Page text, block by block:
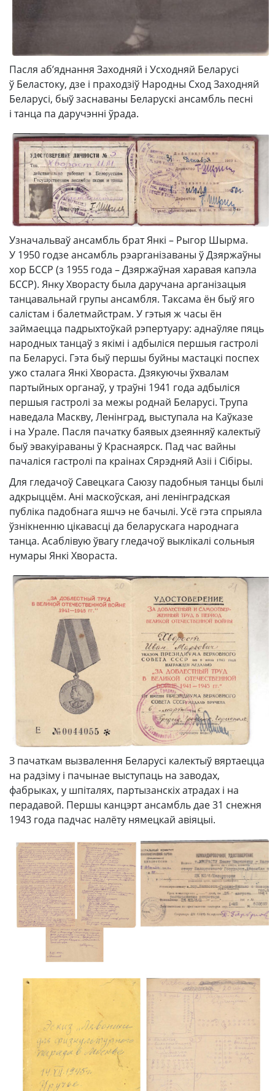
Пасля аб’яднання Заходняй і Усходняй Беларусі
ў Беластоку, дзе і праходзіў Народны Сход Заходняй
Беларусі, быў заснаваны Беларускі ансамбль песні
і танца па даручэнні ўрада.
Узначальваў ансамбль брат Янкі – Рыгор Шырма.
У 1950 годзе ансамбль рэарганізаваны ў Дзяржаўны
хор БССР (з 1955 года – Дзяржаўная харавая капэла
БССР). Янку Хворасту была даручана арганізацыя
танцавальнай групы ансамбля. Таксама ён быў яго
салістам і балетмайстрам. У гэтыя ж часы ён
займаецца падрыхтоўкай рэпертуару: аднаўляе пяць
народных танцаў з якімі і адбыліся першыя гастролі
па Беларусі. Гэта быў першы буйны мастацкі поспех
ужо сталага Янкі Хвораста. Дзякуючы ўхвалам
партыйных органаў, у траўні 1941 года адбыліся
першыя гастролі за межы роднай Беларусі. Трупа
наведала Маскву, Ленінград, выступала на Каўказе
і на Урале. Пасля пачатку баявых дзеянняў калектыў
быў эвакуіраваны ў Краснаярск. Пад час вайны
пачаліся гастролі па краінах Сярэдняй Азіі і Сібіры.
Для гледачоў Савецкага Саюзу падобныя танцы былі
адкрыццём. Ані маскоўская, ані ленінградская
публіка падобнага яшчэ не бачылі. Усё гэта спрыяла
ўзнікненню цікавасці да беларускага народнага
танца. Асаблівую ўвагу гледачоў выклікалі сольныя
нумары Янкі Хвораста.
З пачаткам вызвалення Беларусі калектыў вяртаецца
на радзіму і пачынае выступаць на заводах,
фабрыках, у шпіталях, партызанскіх атрадах і на
перадавой. Першы канцэрт ансамбль дае 31 снежня
1943 года падчас налёту нямецкай авіяцыі.